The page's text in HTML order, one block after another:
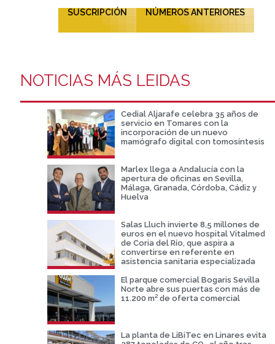
SUSCRIPCIÓN NÚMEROS ANTERIORES
NOTICIAS MÁS LEIDAS
Cedial Aljarafe celebra 35 años de
servicio en Tomares con la
incorporación de un nuevo
mamógrafo digital con tomosíntesis
Marlex llega a Andalucía con la
apertura de oficinas en Sevilla,
Málaga, Granada, Córdoba, Cádiz y
Huelva
Salas Lluch invierte 8,5 millones de
euros en el nuevo hospital Vitalmed
de Coria del Río, que aspira a
convertirse en referente en
asistencia sanitaria especializada
El parque comercial Bogaris Sevilla
Norte abre sus puertas con más de
11.200 m² de oferta comercial
La planta de LiBiTec en Linares evita